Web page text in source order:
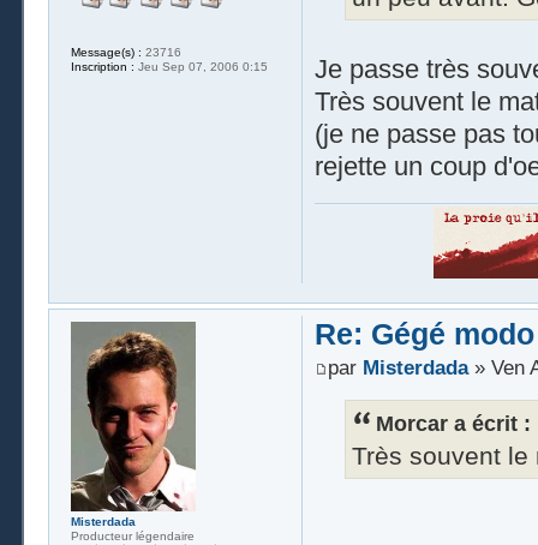
Je passe très
Très souvent le
(je ne passe pas
rejette un coup
Message(s) : 23716
Inscription : Jeu Sep 07, 2006 0:15
Re: Gégé
par Misterdada» Ven
Morcar a écrit :
Très souvent le
Misterdada
Producteur légendaire